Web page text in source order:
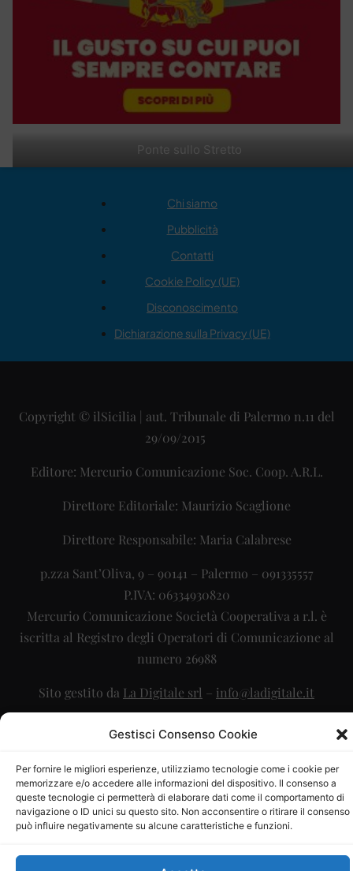
Gestisci Consenso Cookie
Per fornire le migliori esperienze, utilizziamo tecnologie come i cookie per
memorizzare e/o accedere alle informazioni del dispositivo. Il consenso a
queste tecnologie ci permetterà di elaborare dati come il comportamento di
navigazione o ID unici su questo sito. Non acconsentire o ritirare il consenso
può influire negativamente su alcune caratteristiche e funzioni.
Ponte sullo Stretto
Chi siamo
Pubblicità
Contatti
Cookie Policy (UE)
Disconoscimento
Dichiarazione sulla Privacy (UE)
Copyright © ilSicilia | aut. Tribunale di Palermo n.11 del
29/09/2015
Editore: Mercurio Comunicazione Soc. Coop. A.R.L.
Direttore Editoriale: Maurizio Scaglione
Direttore Responsabile: Maria Calabrese
p.zza Sant’Oliva, 9 – 90141 – Palermo – 091335557
P.IVA: 06334930820
Mercurio Comunicazione Società Cooperativa a r.l. è
iscritta al Registro degli Operatori di Comunicazione al
numero 26988
Sito gestito da La Digitale srl – info@ladigitale.it